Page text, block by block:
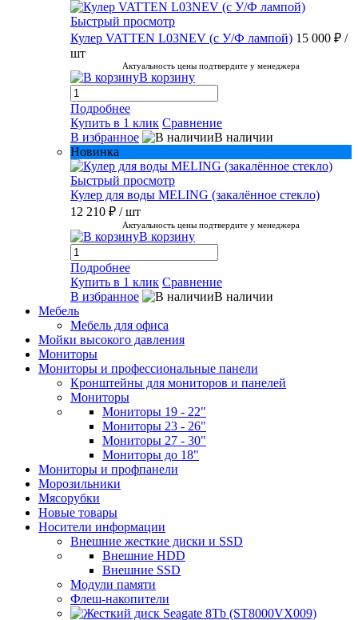
Быстрый просмотр
Кулер VATTEN L03NEV (с У/Ф лампой) 15 000 ₽ /
шт
Актуальность цены подтвердите у менеджера
В корзину
Подробнее
Купить в 1 клик Сравнение
В избранное
В наличии
Новинка
Быстрый просмотр
Кулер для воды MELING (закалённое стекло)
12 210 ₽ / шт
Актуальность цены подтвердите у менеджера
В корзину
Подробнее
Купить в 1 клик Сравнение
В избранное
В наличии
Мебель
Мебель для офиса
Мойки высокого давления
Мониторы
Мониторы и профессиональные панели
Кронштейны для мониторов и панелей
Мониторы
Мониторы 19 - 22"
Мониторы 23 - 26"
Мониторы 27 - 30"
Мониторы до 18"
Мониторы и профпанели
Морозильники
Мясорубки
Новые товары
Носители информации
Внешние жесткие диски и SSD
Внешние HDD
Внешние SSD
Модули памяти
Флеш-накопители